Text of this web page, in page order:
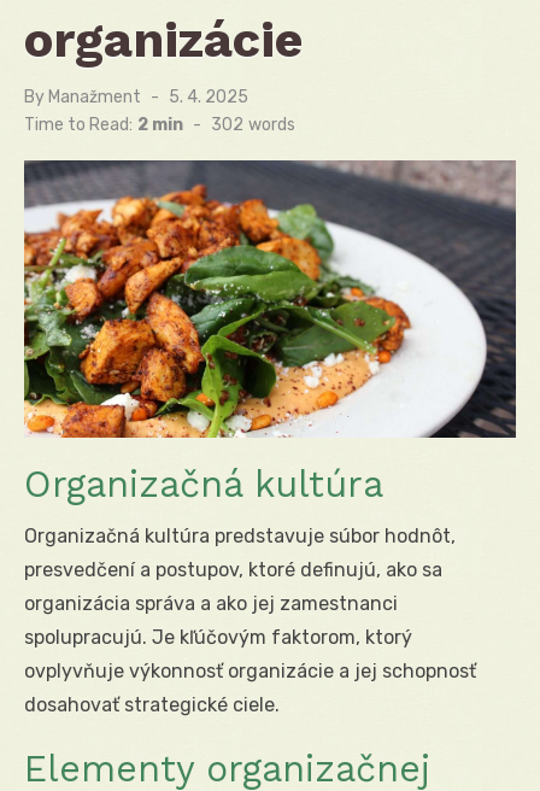
organizácie
By Manažment
Posted
on
5. 4. 2025
Time to Read: 2 min - 302 words
Organizačná kultúra
Organizačná kultúra predstavuje súbor hodnôt,
presvedčení a postupov, ktoré definujú, ako sa
organizácia správa a ako jej zamestnanci
spolupracujú. Je kľúčovým faktorom, ktorý
ovplyvňuje výkonnosť organizácie a jej schopnosť
dosahovať strategické ciele.
Elementy organizačnej